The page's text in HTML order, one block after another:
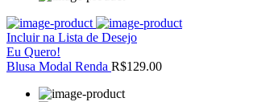
Incluir na Lista de Desejo
Eu Quero!
Blusa Modal Renda R$129.00